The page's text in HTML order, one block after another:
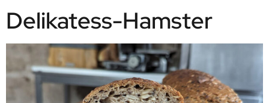
Delikatess-Hamster